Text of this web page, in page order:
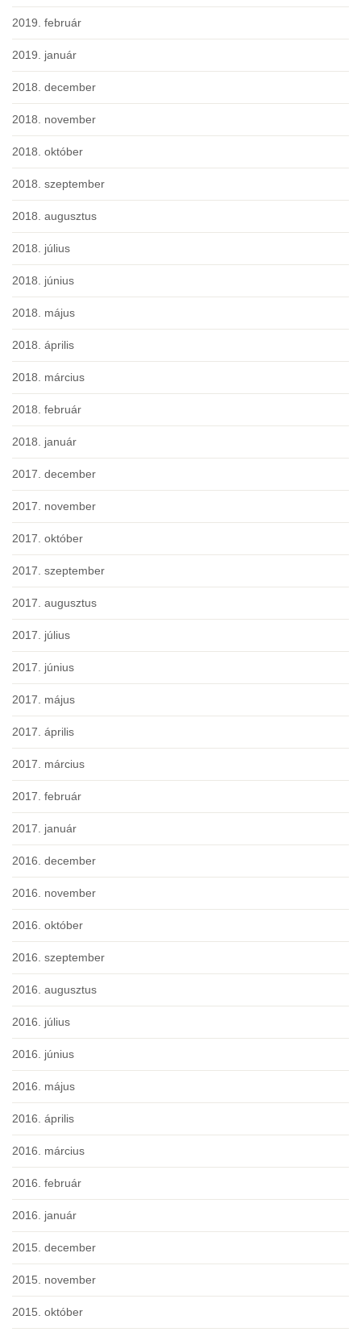
2019. február
2019. január
2018. december
2018. november
2018. október
2018. szeptember
2018. augusztus
2018. július
2018. június
2018. május
2018. április
2018. március
2018. február
2018. január
2017. december
2017. november
2017. október
2017. szeptember
2017. augusztus
2017. július
2017. június
2017. május
2017. április
2017. március
2017. február
2017. január
2016. december
2016. november
2016. október
2016. szeptember
2016. augusztus
2016. július
2016. június
2016. május
2016. április
2016. március
2016. február
2016. január
2015. december
2015. november
2015. október